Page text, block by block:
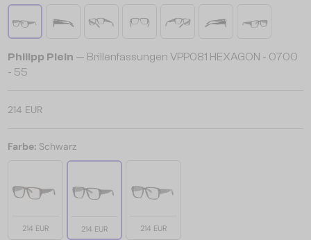
Philipp Plein — Brillenfassungen VPP081 HEXAGON - 0700
- 55
214 EUR
Farbe: Schwarz
214 EUR 214 EUR 214 EUR